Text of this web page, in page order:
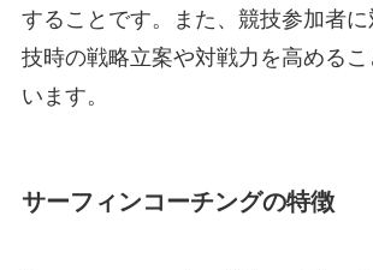
することです。また、競技参加者
技時の戦略立案や対戦力を高める
います。
サーフィンコーチングの特徴